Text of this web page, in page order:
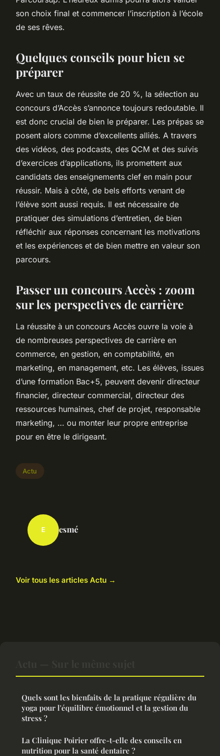
son choix final et commencer l’inscription à l’école
de ses rêves.
Quelques conseils pour bien se
préparer
Avec un taux de réussite de 20 %, la sélection au
concours d’Accès s’annonce toujours redoutable. Il
est donc crucial de bien le préparer. Les prépas se
posent alors comme d’excellents alliés. A travers
des vidéos, des podcasts, des QCM et des suivis
d’exercices d’applications, ils promettent aux
candidats des enseignements clef en main pour
réussir. Mais à côté, de bels efforts venant de
l’élève sont aussi requis. Il est nécessaire de
pratiquer des simulations d’entretien, de bien
réfléchir aux réponses concernant les motivations
et les expériences et de bien mettre en valeur son
parcours.
Passer un concours Accès : zoom
sur les perspectives de carrière
La réussite à un concours Accès ouvre la voie à
de nombreuses perspectives de carrière en
commerce, en gestion, en comptabilité, en
marketing, en management, etc. Les élèves, issues
d’une formation Bac+5, peuvent devenir directeur
financier, directeur commercial, directeur des
ressources humaines, chef de projet, responsable
marketing, … ou monter leur propre entreprise
pour en être le dirigeant.
Actu
E esmé
Voir tous les articles Actu →
Quels sont les bienfaits de la pratique régulière du
yoga pour l'équilibre émotionnel et la gestion du
stress ?
La Clinique Poirier offre-t-elle des conseils en
nutrition pour la santé dentaire ?